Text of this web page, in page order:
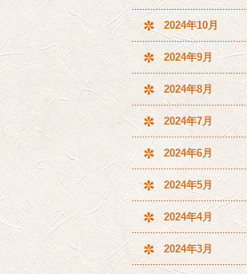
2024年10月
2024年9月
2024年8月
2024年7月
2024年6月
2024年5月
2024年4月
2024年3月